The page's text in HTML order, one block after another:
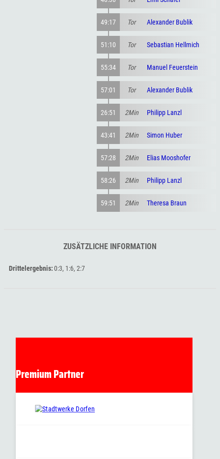
49:17 Tor Alexander Bublik
51:10 Tor Sebastian Hellmich
55:34 Tor Manuel Feuerstein
57:01 Tor Alexander Bublik
26:51 2Min Philipp Lanzl
43:41 2Min Simon Huber
57:28 2Min Elias Mooshofer
58:26 2Min Philipp Lanzl
59:51 2Min Theresa Braun
ZUSÄTZLICHE INFORMATION
Drittelergebnis 0:3, 1:6, 2:7
Premium Partner